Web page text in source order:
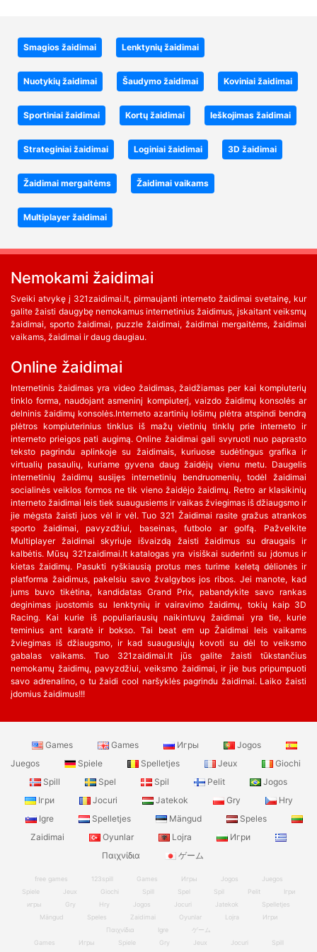
Smagios žaidimai Lenktynių žaidimai
Nuotykių žaidimai Šaudymo žaidimai Koviniai žaidimai
Sportiniai žaidimai Kortų žaidimai Ieškojimas žaidimai
Strateginiai žaidimai Loginiai žaidimai 3D žaidimai
Žaidimai mergaitėms Žaidimai vaikams
Multiplayer žaidimai
Nemokami žaidimai
Sveiki atvykę į 321zaidimai.lt, pirmaujanti interneto žaidimai svetainę, kur
galite žaisti daugybę nemokamus internetinius žaidimus, įskaitant veiksmų
žaidimai, sporto žaidimai, puzzle žaidimai, žaidimai mergaitėms, žaidimai
vaikams, žaidimai ir daug daugiau.
Online žaidimai
Internetinis žaidimas yra video žaidimas, žaidžiamas per kai kompiuterių
tinklo forma, naudojant asmeninį kompiuterį, vaizdo žaidimų konsolės ar
delninis žaidimų konsolės.Interneto azartinių lošimų plėtra atspindi bendrą
plėtros kompiuterinius tinklus iš mažų vietinių tinklų prie interneto ir
interneto prieigos pati augimą. Online žaidimai gali svyruoti nuo paprasto
teksto pagrindu aplinkoje su žaidimais, kuriuose sudėtingus grafika ir
virtualių pasaulių, kuriame gyvena daug žaidėjų vienu metu. Daugelis
internetinių žaidimų susijęs internetinių bendruomenių, todėl žaidimai
socialinės veiklos formos ne tik vieno žaidėjo žaidimų. Retro ar klasikinių
interneto žaidimai leis tiek suaugusiems ir vaikas žviegimas iš džiaugsmo ir
jie mėgsta žaisti juos vėl ir vėl. Tuo 321 Žaidimai rasite gražus atrankos
sporto žaidimai, pavyzdžiui, baseinas, futbolo ar golfą. Pažvelkite
Multiplayer žaidimai skyriuje išvaizdą žaisti žaidimus su draugais ir
kalbėtis. Mūsų 321zaidimai.lt katalogas yra visiškai suderinti su įdomus ir
kietas žaidimų. Pasukti ryškiausią protus mes turime keletą dėlionės ir
platforma žaidimus, pakelsiu savo žvalgybos jos ribos. Jei manote, kad
jums buvo tikėtina, kandidatas Grand Prix, pabandykite savo rankas
deginimas juostomis su lenktynių ir vairavimo žaidimų, tokių kaip 3D
Racing. Kai kurie iš populiariausių naikintuvų žaidimai yra tie, kurie
teminius ant karatė ir bokso. Tai beat em up Žaidimai leis vaikams
žviegimas iš džiaugsmo, ir kad suaugusiųjų kovoti su dėl to veiksmo
gabalas vaikams. Tuo 321zaidimai.lt jūs galite žaisti tūkstančius
nemokamų žaidimų, pavyzdžiui, veiksmo žaidimai, ir jie bus pripumpuoti
savo adrenalino, o tu žaidi cool naršyklės pagrindu žaidimai. Laiko žaisti
įdomius žaidimus!!!
Games Games Игры
Jogos
Juegos
Spiele Spelletjes Jeux
Giochi
Spill
Spel Spil Pelit
Jogos
Ігри
Jocuri Jatekok Gry
Hry
Igre
Spelletjes Mängud
Speles
Zaidimai
Oyunlar Lojra
Игри
Παιχνίδια
ゲーム
free games 123spill Games Игры Jogos
Juegos
Spiele
Jeux Giochi Spill Spel Spil Pelit
Ігри
игры
Gry Hry Jogos Jocuri Jatekok
Spelletjes
Mängud
Speles Zaidimai Oyunlar Lojra
Игри
Παιχνίδια
Igre
ゲーム
Games
Игры Spiele Gry Jeux Jocuri
Spill